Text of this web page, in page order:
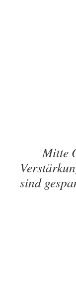
Mitte
sind